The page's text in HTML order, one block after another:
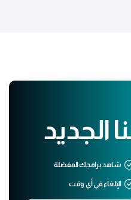
الجديد
شاهد برامجك المفضلة
الإلغاء في أي وقت